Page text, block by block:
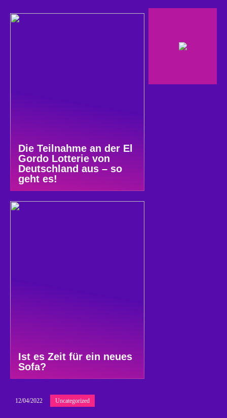
Die Teilnahme an der El
Gordo Lotterie von
Deutschland aus – so
geht es!
Ist es Zeit für ein neues
Sofa?
12/04/2022 Uncategorized